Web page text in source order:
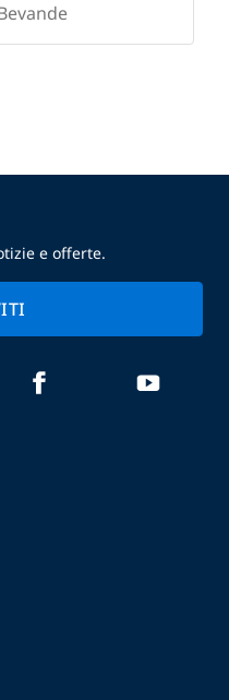
e offerte.